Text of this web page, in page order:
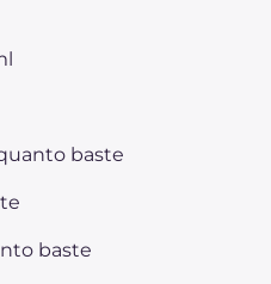
baste
baste